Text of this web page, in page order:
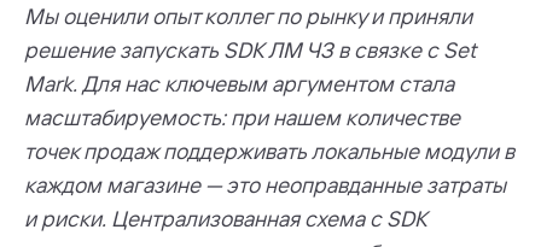
Мы оценили опыт коллег по рынку и приняли
решение запускать SDK ЛМ ЧЗ в связке с Set
Mark. Для нас ключевым аргументом стала
масштабируемость: при нашем количестве
точек продаж поддерживать локальные модули в
каждом магазине — это неоправданные затраты
и риски. Централизованная схема с SDK